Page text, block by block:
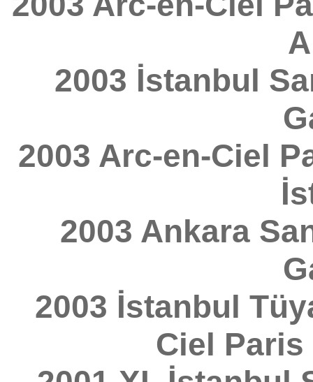
2003 İstanbul
2003 Arc-en-Ciel
2003 Ankara
2003 İstanbul
Ciel